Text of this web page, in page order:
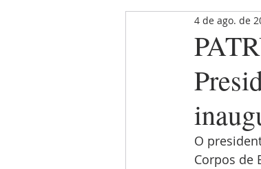
4 de ago. de
O
Corpos de